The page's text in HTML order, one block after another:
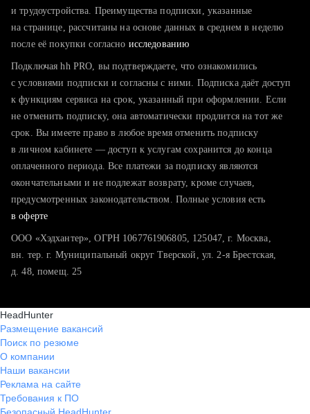
тратите много времени на поиск и вручную поднимаете
хотите сравнить себя с конкурентами и оценить шансы
и трудоустройства. Преимущества подписки, указанные
на странице, рассчитаны на основе данных в среднем в неделю
после её покупки согласно исследованию
Подключая hh PRO, вы подтверждаете, что ознакомились
с условиями подписки и согласны с ними. Подписка даёт доступ
к функциям сервиса на срок, указанный при оформлении. Если
не отменить подписку, она автоматически продлится на тот же
срок. Вы имеете право в любое время отменить подписку
в личном кабинете — доступ к услугам сохранится до конца
оплаченного периода. Все платежи за подписку являются
окончательными и не подлежат возврату, кроме случаев,
предусмотренных законодательством. Полные условия есть
в оферте
ООО «Хэдхантер», ОГРН 1067761906805, 125047, г. Москва,
вн. тер. г. Муниципальный округ Тверской, ул. 2-я Брестская,
д. 48, помещ. 25
HeadHunter
Размещение вакансий
Поиск по резюме
О компании
Наши вакансии
Реклама на сайте
Требования к ПО